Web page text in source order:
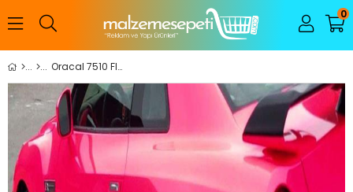
0
Oracal 7510 Floresan (Fosforlu) ( 2 Yıllık Cast ) M2 Fiyatıdır